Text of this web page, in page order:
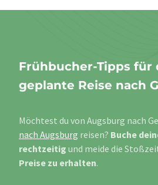
Frühbucher-Tipps für
geplante Reise nach
Möchtest du von Augsburg nach
nach Augsburg reisen? Buche
rechtzeitig und meide die
Preise zu erhalten.